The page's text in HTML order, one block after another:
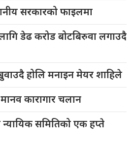
सरकारको फाइलमा
डेढ करोड बोटबिरुवा लगाउदै
होलि मनाइन मेयर शाहिले
कारागार चलान
न्यायिक समितिको एक हप्ते